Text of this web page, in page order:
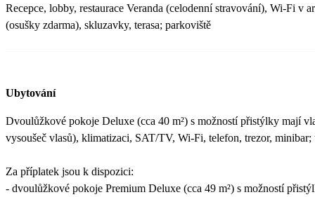
Recepce, lobby, restaurace Veranda (celodenní stravování), Wi-Fi v
(osušky zdarma), skluzavky, terasa; parkoviště
Ubytování
Dvoulůžkové pokoje Deluxe (cca 40 m²) s možností přistýlky mají
vysoušeč vlasů), klimatizaci, SAT/TV, Wi-Fi, telefon, trezor, minibar;
Za příplatek jsou k dispozici:
- dvoulůžkové pokoje Premium Deluxe (cca 49 m²) s možností